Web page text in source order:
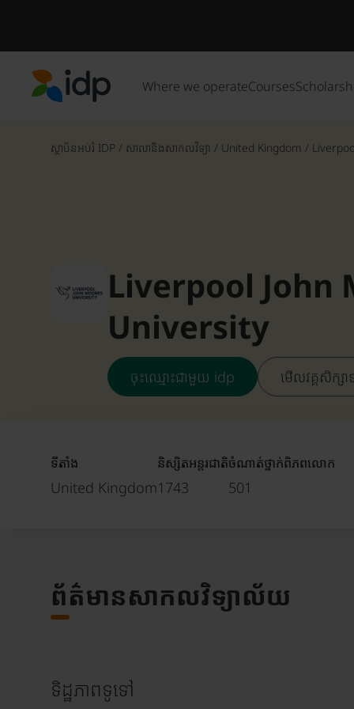
Where we operateCourses
ស្ថាប័នអប់រំ IDP / សាលានិងសាកលវិទ្យា / United Kingdom /
Liverpool John
University
ចុះឈ្មោះជាមួយ idp មើលវគ្គសិក្ស
ទីតាំង
United Kingdom
និស្សិតអន្តរជាតិ
1743
ចំណាត់ថ្នាក់ពិភពលោក
501
ព័ត៌មានសាកលវិទ្យាល័យ
ទិដ្ឋភាពទូទៅ